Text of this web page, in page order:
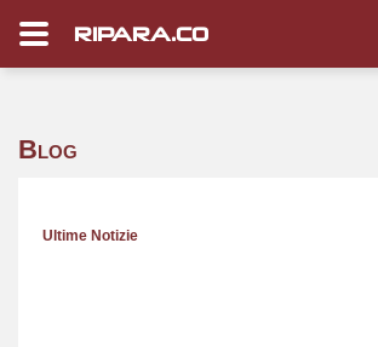
RIPARA.CO
Blog
Ultime Notizie